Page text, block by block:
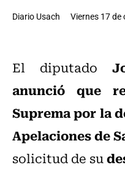
Diario Usach Viernes 17 de
El diputado
anunció que
Suprema por la
Apelaciones de
solicitud de su